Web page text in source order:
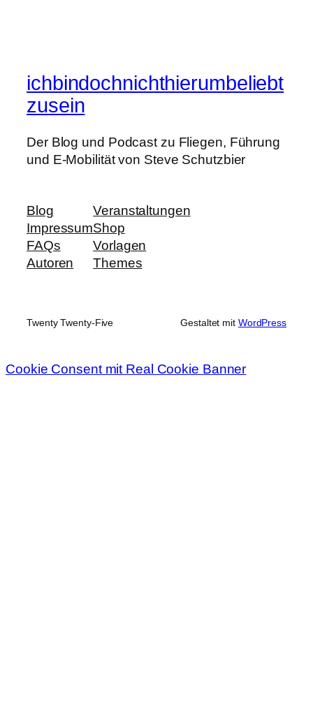
ichbindochnichthierumbeliebt
zusein
Der Blog und Podcast zu Fliegen, Führung
und E-Mobilität von Steve Schutzbier
Blog
Impressum
FAQs
Autoren
Veranstaltungen
Shop
Vorlagen
Themes
Twenty Twenty-Five Gestaltet mit WordPress
Cookie Consent mit Real Cookie Banner